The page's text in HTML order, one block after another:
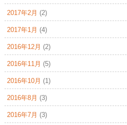
2017年2月 (2)
2017年1月 (4)
2016年12月 (2)
2016年11月 (5)
2016年10月 (1)
2016年8月 (3)
2016年7月 (3)